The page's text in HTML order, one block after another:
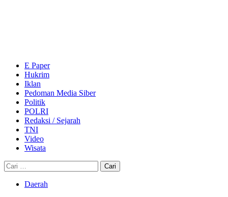
E Paper
Hukrim
Iklan
Pedoman Media Siber
Politik
POLRI
Redaksi / Sejarah
TNI
Video
Wisata
Cari
untuk:
Daerah